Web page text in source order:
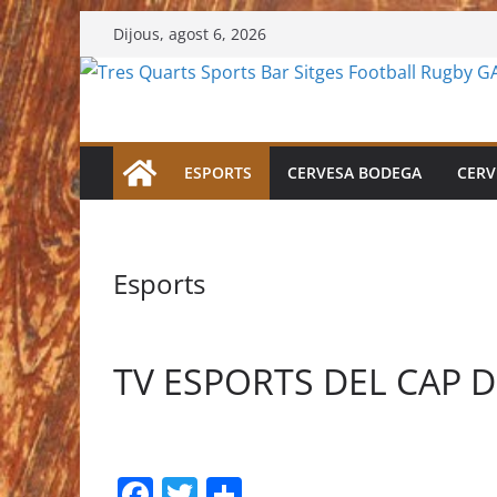
to
Dijous, agost 6, 2026
ESPORTS CERVESA BODEGA
Esports
TV ESPORTS DEL CAP